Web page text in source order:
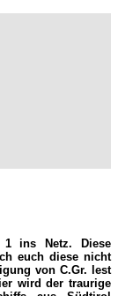
ins Netz. Diese
euch diese nicht
von C.Gr. lest
wird der traurige